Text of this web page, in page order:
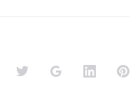
FacebookTwitter Google+